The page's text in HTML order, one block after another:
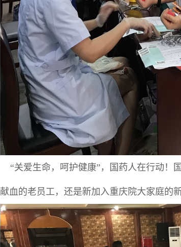
“关爱生命，呵护健康”，国药人在行动！
献血的老员工，还是新加入重庆院大家庭的